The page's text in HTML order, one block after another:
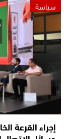
سياسة
إجراء القرعة